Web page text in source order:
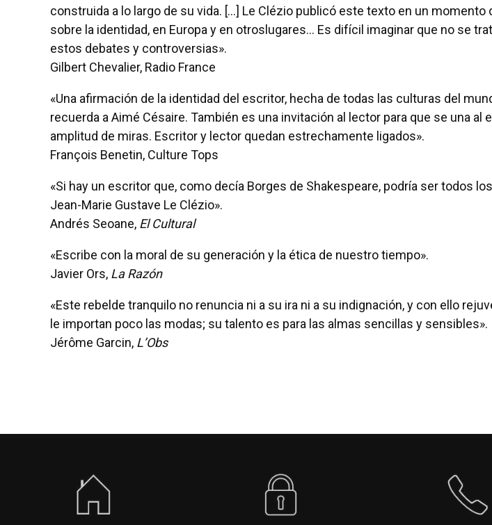
construida a lo largo de su vida. [...] Le Clézio publicó este texto en un momento
sobre la identidad, en Europa y en otroslugares... Es difícil imaginar que no se
estos debates y controversias».
Gilbert Chevalier, Radio France
«Una afirmación de la identidad del escritor, hecha de todas las culturas del
recuerda a Aimé Césaire. También es una invitación al lector para que se una al
amplitud de miras. Escritor y lector quedan estrechamente ligados».
François Benetin, Culture Tops
«Si hay un escritor que, como decía Borges de Shakespeare, podría ser todos
Jean-Marie Gustave Le Clézio».
Andrés Seoane, El Cultural
«Escribe con la moral de su generación y la ética de nuestro tiempo».
Javier Ors, La Razón
«Este rebelde tranquilo no renuncia ni a su ira ni a su indignación, y con ello
le importan poco las modas; su talento es para las almas sencillas y sensibles».
Jérôme Garcin, L’Obs